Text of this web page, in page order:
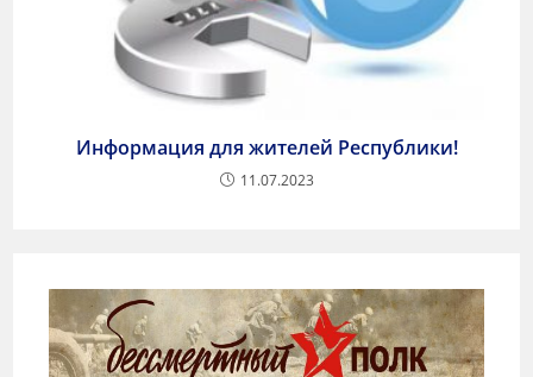
Информация для жителей Республики!
11.07.2023